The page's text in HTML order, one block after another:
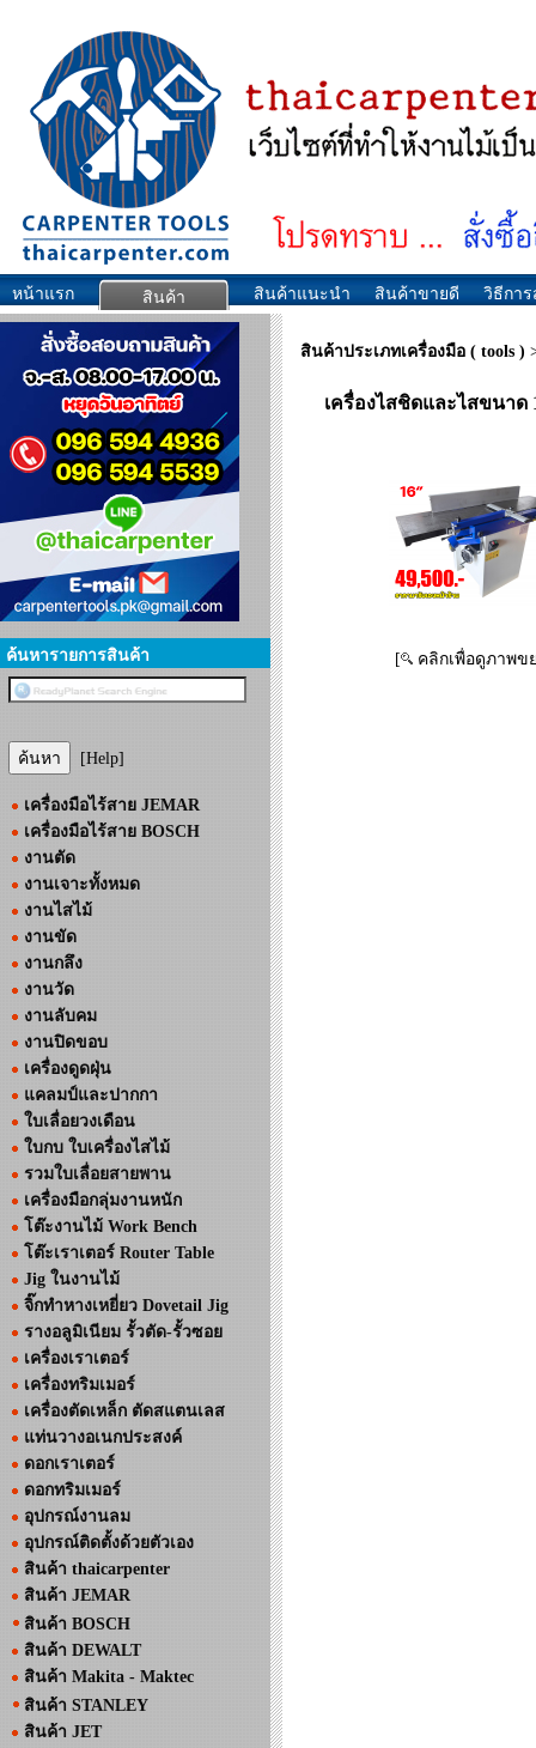
หน้าแรก สินค้า สินค้าแนะนำ สินค้าขายดี วิธีกา
ค้นหารายการสินค้า
[Help]
เครื่องมือไร้สาย JEMAR
เครื่องมือไร้สาย BOSCH
งานตัด
งานเจาะทั้งหมด
งานไสไม้
งานขัด
งานกลึง
งานวัด
งานลับคม
งานปิดขอบ
เครื่องดูดฝุ่น
แคลมป์และปากกา
ใบเลื่อยวงเดือน
ใบกบ ใบเครื่องไสไม้
รวมใบเลื่อยสายพาน
เครื่องมือกลุ่มงานหนัก
โต๊ะงานไม้ Work Bench
โต๊ะเราเตอร์ Router Table
Jig ในงานไม้
จิ๊กทำหางเหยี่ยว Dovetail Jig
รางอลูมิเนียม รั้วตัด-รั้วซอย
เครื่องเราเตอร์
เครื่องทริมเมอร์
เครื่องตัดเหล็ก ตัดสแตนเลส
แท่นวางอเนกประสงค์
ดอกเราเตอร์
ดอกทริมเมอร์
อุปกรณ์งานลม
อุปกรณ์ติดตั้งด้วยตัวเอง
สินค้า thaicarpenter
สินค้า JEMAR
สินค้า BOSCH
สินค้า DEWALT
สินค้า Makita - Maktec
สินค้า STANLEY
สินค้า JET
สินค้าประเภทเครื่องมือ ( tools )
เครื่องไสชิดและไสขนาด
[ คลิกเพื่อดูภาพข